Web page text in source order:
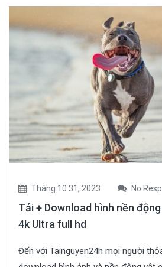
Tháng 10 31, 2023 No
Tải + Download hình nền động
4k Ultra full hd
Đến với Tainguyen24h mọi người